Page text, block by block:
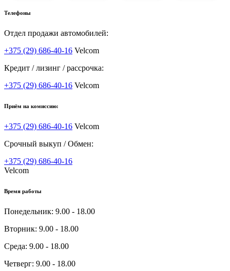
Телефоны
Отдел продажи автомобилей:
+375 (29) 686-40-16 Velcom
Кредит / лизинг / рассрочка:
+375 (29) 686-40-16 Velcom
Приём на комиссию:
+375 (29) 686-40-16 Velcom
Срочный выкуп / Обмен:
+375 (29) 686-40-16
Velcom
Время работы
Понедельник: 9.00 - 18.00
Вторник: 9.00 - 18.00
Среда: 9.00 - 18.00
Четверг: 9.00 - 18.00